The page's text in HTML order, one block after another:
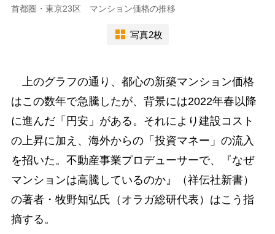
首都圏・東京23区 マンション価格の推移
写真2枚
上のグラフの通り、都心の新築マンション価格
はこの数年で急騰したが、背景には2022年春以降
に進んだ「円安」がある。それにより建設コスト
の上昇に加え、海外からの「投資マネー」の流入
を招いた。不動産事業プロデューサーで、『なぜ
マンションは高騰しているのか』（祥伝社新書）
の著者・牧野知弘氏（オラガ総研代表）はこう指
摘する。